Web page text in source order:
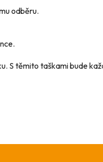
odběru.
S těmito taškami bude